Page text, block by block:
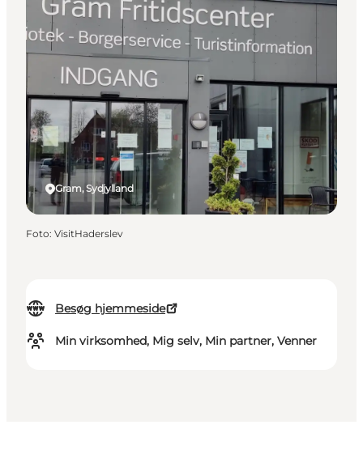
Besøg hjemmeside
Min virksomhed, Mig selv, Min partner, Venner
Gram, Sydjylland
Foto: VisitHaderslev